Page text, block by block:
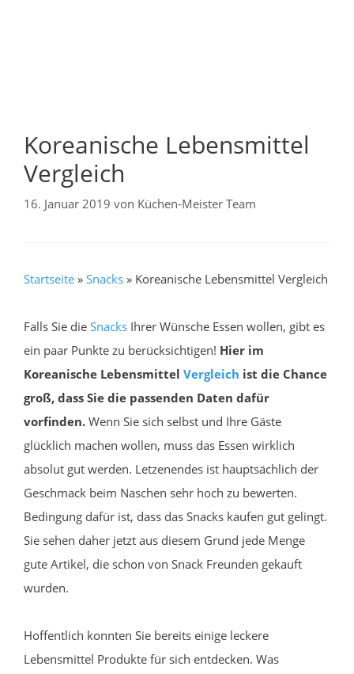
Koreanische Lebensmittel
Vergleich
16. Januar 2019 von Küchen-Meister Team
Startseite » Snacks » Koreanische Lebensmittel Vergleich
Falls Sie die Snacks Ihrer Wünsche Essen wollen, gibt es
ein paar Punkte zu berücksichtigen! Hier im
Koreanische Lebensmittel Vergleich ist die Chance
groß, dass Sie die passenden Daten dafür
vorfinden. Wenn Sie sich selbst und Ihre Gäste
glücklich machen wollen, muss das Essen wirklich
absolut gut werden. Letzenendes ist hauptsächlich der
Geschmack beim Naschen sehr hoch zu bewerten.
Bedingung dafür ist, dass das Snacks kaufen gut gelingt.
Sie sehen daher jetzt aus diesem Grund jede Menge
gute Artikel, die schon von Snack Freunden gekauft
wurden.
Hoffentlich konnten Sie bereits einige leckere
Lebensmittel Produkte für sich entdecken. Was